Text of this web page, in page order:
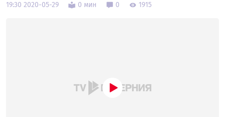
19:30 2020-05-29 0 мин 0 1915